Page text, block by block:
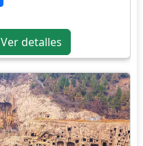
Ver detalles